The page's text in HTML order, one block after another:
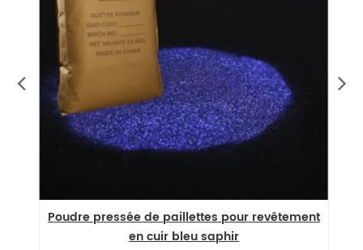
Poudre pressée de paillettes pour revêtement
en cuir bleu saphir